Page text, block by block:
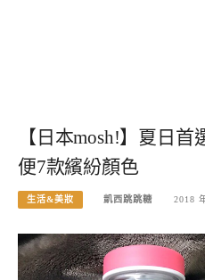
【日本mosh!】夏日
便7款繽紛顏色
生活&美妝 凱西跳跳糖 2018